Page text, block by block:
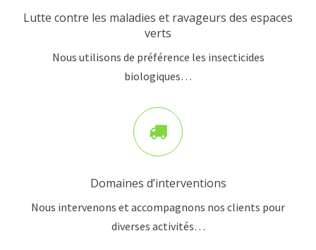
Lutte contre les maladies et ravageurs des espaces
verts
Nous utilisons de préférence les insecticides
biologiques…
Domaines d’interventions
Nous intervenons et accompagnons nos clients pour
diverses activités…